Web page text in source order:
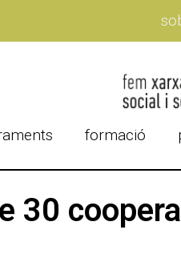
formació
30